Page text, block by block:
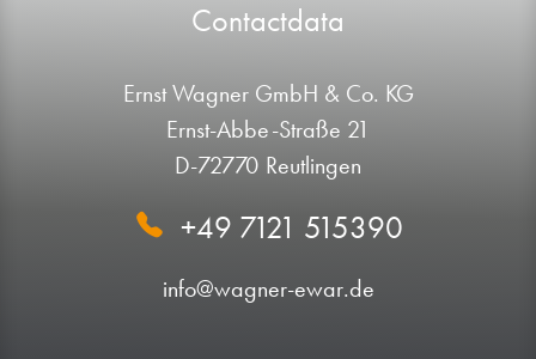
Contactdata
Ernst Wagner GmbH & Co. KG
Ernst-Abbe-Straße 21
D-72770 Reutlingen
+49 7121 515390
info@wagner-ewar.de